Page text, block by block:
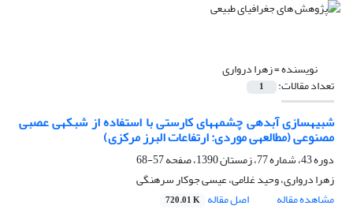
نویسنده =زهرا درواری
تعداد مقالات: 1
شبیه‎سازی آبدهی چشمه‎های کارستی با استفاده از شبکه‎ی عصبی
مصنوعی (مطالعه‎ی موردی: ارتفاعات البرز مرکزی)
دوره 43، شماره 77، زمستان 1390، صفحه
57-68
زهرا درواری، وحید غلامی، عیسی جوکار سرهنگی
مشاهده مقاله
اصل مقاله 720.01 K